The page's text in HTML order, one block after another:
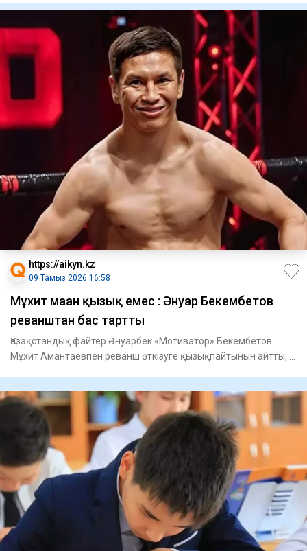
https://aikyn.kz
09 Тамыз 2026 16:58
Мұхит маған қызық емес : Әнуар Бекембетов
реванштан бас тартты
Қазақстандық файтер Әнуарбек «Мотиватор» Бекембетов
Мұхит Амантаевпен реванш өткізуге қызықпайтынын айтты, –